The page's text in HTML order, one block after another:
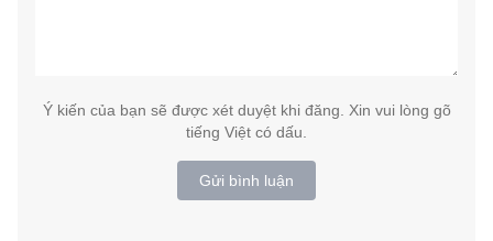
Ý kiến của bạn sẽ được xét duyệt khi đăng. Xin vui lòng gõ
tiếng Việt có dấu.
Gửi bình luận